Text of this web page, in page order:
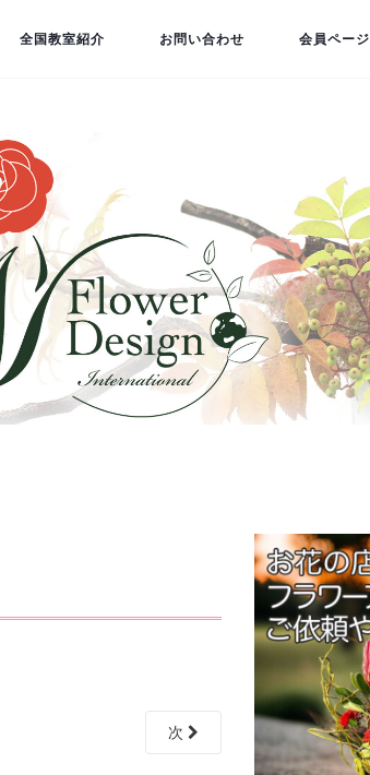
全国教室紹介 お問い合わせ 会員ページ
次